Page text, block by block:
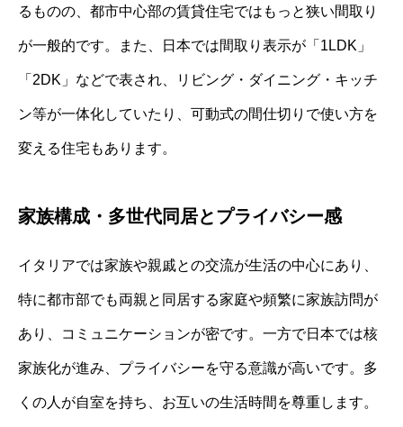
るものの、都市中心部の賃貸住宅ではもっと狭い間取り
が一般的です。また、日本では間取り表示が「1LDK」
「2DK」などで表され、リビング・ダイニング・キッチ
ン等が一体化していたり、可動式の間仕切りで使い方を
変える住宅もあります。
家族構成・多世代同居とプライバシー感
イタリアでは家族や親戚との交流が生活の中心にあり、
特に都市部でも両親と同居する家庭や頻繁に家族訪問が
あり、コミュニケーションが密です。一方で日本では核
家族化が進み、プライバシーを守る意識が高いです。多
くの人が自室を持ち、お互いの生活時間を尊重します。